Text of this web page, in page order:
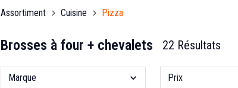
Assortiment Cuisine Pizza
Brosses à four + chevalets 22 Résultats
Marque Prix